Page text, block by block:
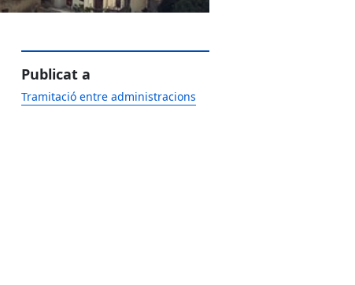
Publicat a
Tramitació entre administracions